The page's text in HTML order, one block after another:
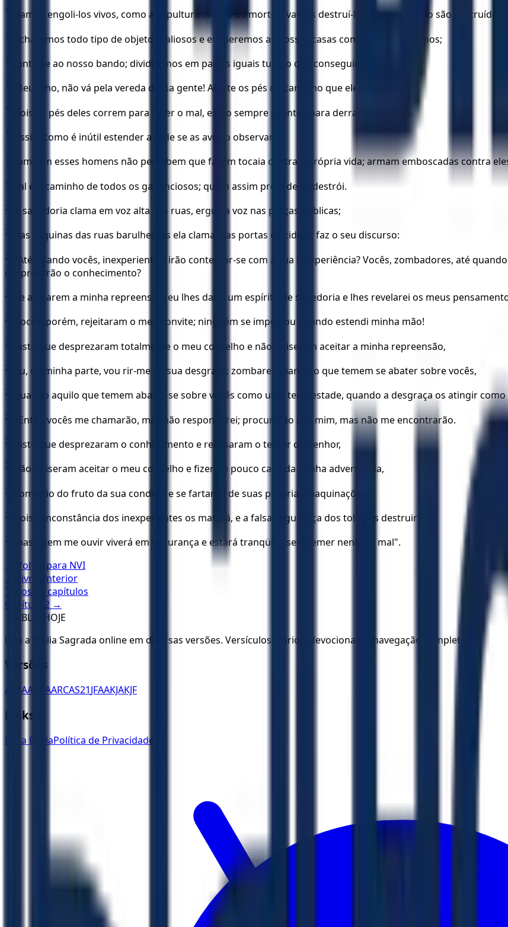
12 Vamos engoli-los vivos, como a sepultura engole os mortos; vamos destruí-los inteiros, como são destruídos
13 acharemos todo tipo de objetos valiosos e encheremos as nossas casas com o que roubarmos;
14 junte-se ao nosso bando; dividiremos em partes iguais tudo o que conseguirmos! "
15 Meu filho, não vá pela vereda dessa gente! Afaste os pés do caminho que eles seguem,
16 pois os pés deles correm para fazer o mal, estão sempre prontos para derramar sangue.
17 Assim como é inútil estender a rede se as aves o observam,
18 também esses homens não percebem que fazem tocaia contra a própria vida; armam emboscadas contra
19 Tal é o caminho de todos os gananciosos; quem assim procede se destrói.
20 A sabedoria clama em voz alta nas ruas, ergue a voz nas praças públicas;
21 nas esquinas das ruas barulhentas ela clama, nas portas da cidade faz o seu discurso:
22
"Até quando vocês, inexperientes, irão contentar-se com a sua inexperiência? Vocês, zombadores, até
desprezarão o conhecimento?
23 Se acatarem a minha repreensão, eu lhes darei um espírito de sabedoria e lhes revelarei os meus
24 Vocês, porém, rejeitaram o meu convite; ninguém se importou quando estendi minha mão!
25 Visto que desprezaram totalmente o meu conselho e não quiseram aceitar a minha repreensão,
26 eu, de minha parte, vou rir-me da sua desgraça; zombarei quando o que temem se abater sobre vocês,
27 quando aquilo que temem abater-se sobre vocês como uma tempestade, quando a desgraça os atingir
28 "Então vocês me chamarão, mas não responderei; procurarão por mim, mas não me encontrarão.
29 Visto que desprezaram o conhecimento e recusaram o temor do Senhor,
30 não quiseram aceitar o meu conselho e fizeram pouco caso da minha advertência,
31 comerão do fruto da sua conduta e se fartarão de suas próprias maquinações.
32 Pois a inconstância dos inexperientes os matará, e a falsa segurança dos tolos os destruirá;
33
mas quem me ouvir viverá em segurança e estará tranqüilo, sem temer nenhum mal".
← Voltar para NVI
← Livro anterior
Todos os capítulos
Capítulo
2 →
BÍBLIA HOJE
Leia a Bíblia Sagrada online em diversas versões. Versículos diários, devocionais e navegação completa.
Versões
ACFAA ARAARCAS21JFAAKJAKJF
Links
Ler a BíbliaPolítica de Privacidade